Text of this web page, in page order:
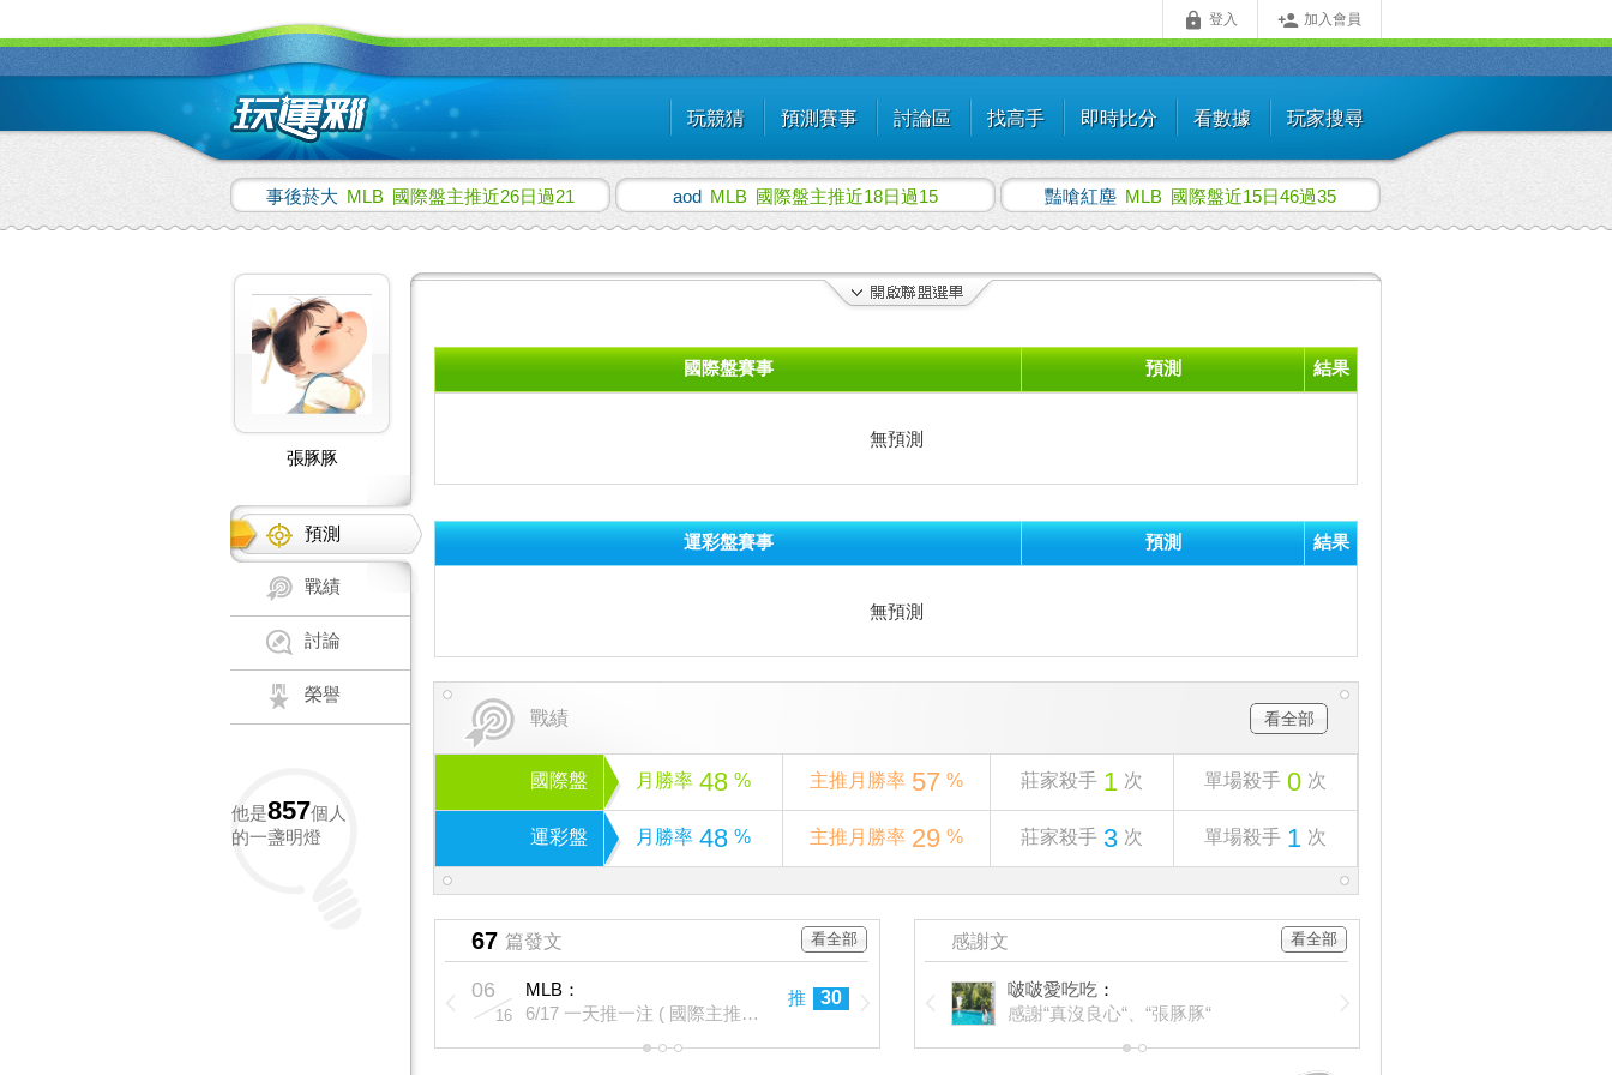
玩競猜 預測賽事 討論區 找高手 即時比分 看數據 玩家搜尋
 登入  加入會員
事後菸大 MLB 國際盤主推近26日過21 aod MLB 國際盤主推近18日過15 豔嗆紅塵 MLB 國際盤近15日46過35
張豚豚
預測
戰績
討論
榮譽
他是857個人
的一盞明燈
國際盤賽事 預測 結果
無預測
運彩盤賽事 預測 結果
無預測
戰績 看全部
國際盤 月勝率 48 % 主推月勝率 57 % 莊家殺手 1 次 單場殺手 0 次
運彩盤 月勝率 48 % 主推月勝率 29 % 莊家殺手 3 次 單場殺手 1 次
67 篇發文 看全部
06
16
MLB：
6/17 一天推一注 ( 國際主推連過13天 )
推 30
感謝文 看全部
啵啵愛吃吃 ：
感謝“真沒良心“、“張豚豚“